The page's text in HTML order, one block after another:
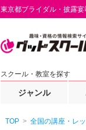
東京都ブライダル・披露
スクール・教室を探す
ジャンル
TOP 全国の講座・レ